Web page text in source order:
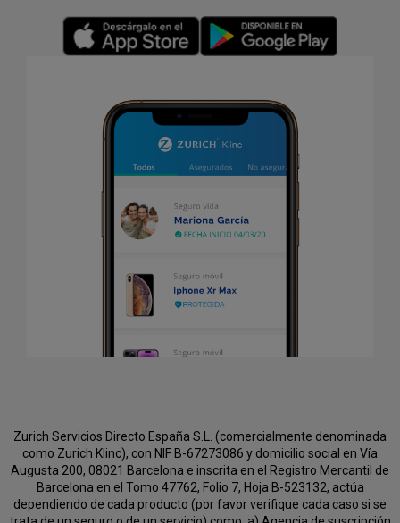
Zurich Servicios Directo España S.L. (comercialmente denominada
como Zurich Klinc), con NIF B-67273086 y domicilio social en Vía
Augusta 200, 08021 Barcelona e inscrita en el Registro Mercantil de
Barcelona en el Tomo 47762, Folio 7, Hoja B-523132, actúa
dependiendo de cada producto (por favor verifique cada caso si se